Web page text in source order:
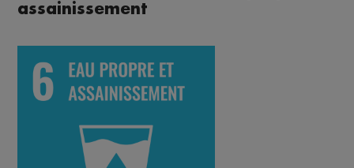
assainissement